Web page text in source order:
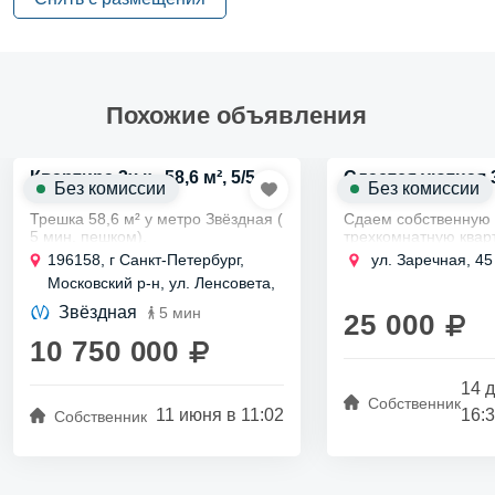
Похожие объявления
Квартира 3х к., 58,6 м², 5/5 эт.
Трешка 58,6 м² у метро Звёздная (
5 мин. пешком).
Продаю квартиру на ул.
Ленсовета, д.70 в панельном
доме 1965 года.
Общая площадь квартиры: 58,6
м², жилая - 44. Три светлые...
196158, г Санкт-Петербург,
Московский р-н, ул. Ленсовета,
д 70
Звёздная 5 мин
10 750 000
Собственник 11 июня в 11:02
Без комиссии
Сдается уютная
Сдаем собственную
трехкомнатную
части города в
районе в 20
ул. Заречная, 45
25 000
Собственник
14
Без комиссии